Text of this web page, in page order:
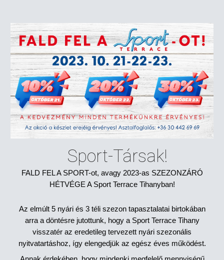
Sport-Társak!
FALD FEL A SPORT-ot, avagy 2023-as SZEZONZÁRÓ
HÉTVÉGE A Sport Terrace Tihanyban!
Az elmúlt 5 nyári és 3 téli szezon tapasztalatai birtokában
arra a döntésre jutottunk, hogy a Sport Terrace Tihany
visszatér az eredetileg tervezett nyári szezonális
nyitvatartáshoz, így elengedjük az egész éves működést.